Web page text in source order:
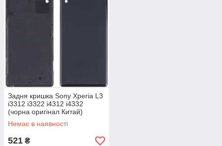
Задня кришка Sony Xperia L3
i3312 i3322 i4312 i4332
(чорна оригінал Китай)
Немає в наявності
521 ₴